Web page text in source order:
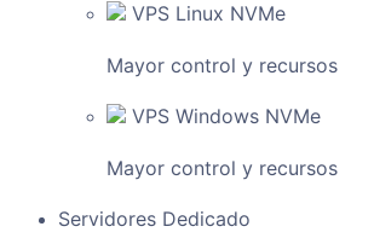
VPS Linux NVMe
Mayor control y recursos
VPS Windows NVMe
Mayor control y recursos
Servidores Dedicado